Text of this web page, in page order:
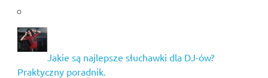
Jakie są najlepsze słuchawki dla DJ-ów?
Praktyczny poradnik.